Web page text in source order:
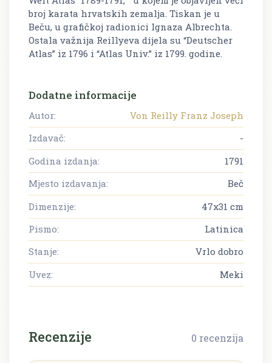
broj karata hrvatskih zemalja. Tiskan je u
Beču, u grafičkoj radionici Ignaza Albrechta.
Ostala važnija Reillyeva dijela su “Deutscher
Atlas” iz 1796 i “Atlas Univ.” iz 1799. godine.
Dodatne informacije
Autor:
Von Reilly Franz Joseph
Izdavač:
-
Godina izdanja:
1791
Mjesto izdavanja:
Beč
Dimenzije:
47x31 cm
Pismo:
Latinica
Stanje:
Vrlo dobro
Uvez:
Meki
Recenzije 0 recenzija